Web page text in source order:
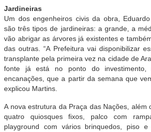
Jardineiras
Um dos engenheiros civis da obra,
são três tipos de jardineiras: a grande, a
vão abrigar as árvores já existentes e
das outras. “A Prefeitura vai disponibilizar
transplante pela primeira vez na cidade de
fonte já está no ponto do
encanações, que a partir da semana que
explicou Martins.
A nova estrutura da Praça das Nações, além
quatro quiosques fixos, palco com
playground com vários brinquedos, piso